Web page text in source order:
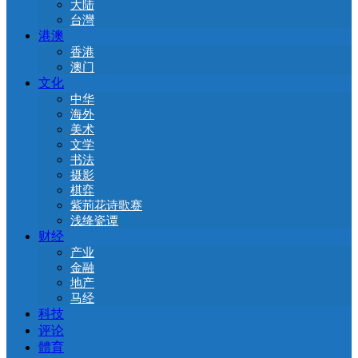
大陆
台灣
港澳
香港
澳门
文化
中华
海外
美术
文学
书法
摄影
棋弈
紫荊花诗歌赛
浅绛瓷谭
财经
产业
金融
地产
马经
科技
评论
體育